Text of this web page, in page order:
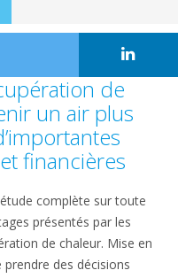
de
un air plus
financières
complète sur toute
présentés par les
de chaleur. Mise en
des décisions